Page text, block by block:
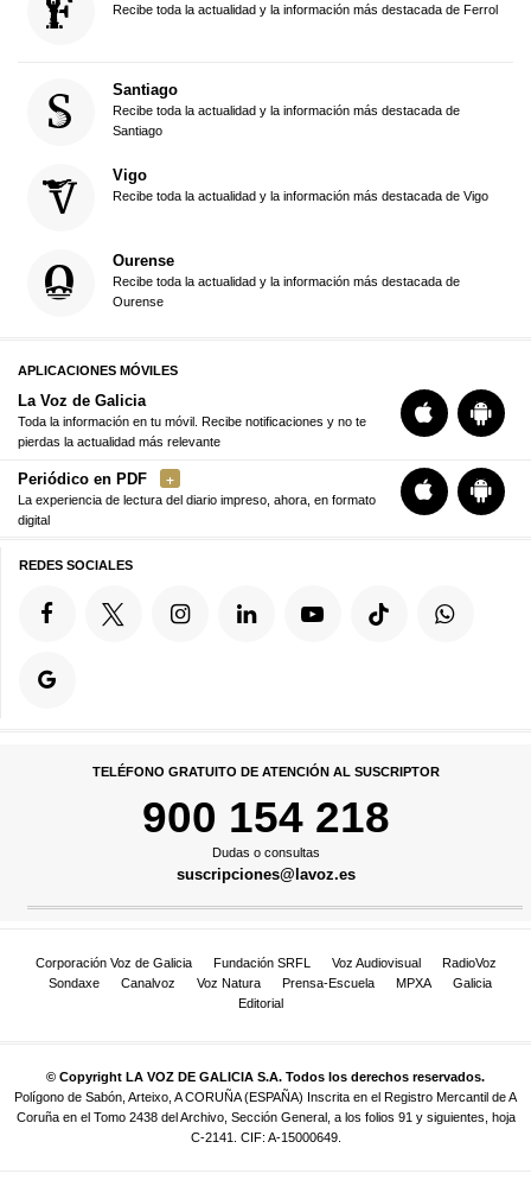
Recibe toda la actualidad y la información más destacada de Ferrol
Santiago
Recibe toda la actualidad y la información más destacada de
Santiago
Vigo
Recibe toda la actualidad y la información más destacada de Vigo
Ourense
Recibe toda la actualidad y la información más destacada de
Ourense
APLICACIONES MÓVILES
La Voz de Galicia
Toda la información en tu móvil. Recibe notificaciones y no te
pierdas la actualidad más relevante
Periódico en PDF
La experiencia de lectura del diario impreso, ahora, en formato
digital
REDES SOCIALES
TELÉFONO GRATUITO DE ATENCIÓN AL SUSCRIPTOR
900 154 218
Dudas o consultas
suscripciones@lavoz.es
Corporación Voz de Galicia Fundación SRFL Voz Audiovisual
RadioVoz
Sondaxe
Canalvoz Voz Natura Prensa-Escuela MPXA
Galicia
Editorial
© Copyright LA VOZ DE GALICIA S.A. Todos los derechos reservados.
Polígono de Sabón, Arteixo, A CORUÑA (ESPAÑA) Inscrita en el Registro Mercantil de A
Coruña en el Tomo 2438 del Archivo, Sección General, a los folios 91 y siguientes, hoja
C-2141. CIF: A-15000649.